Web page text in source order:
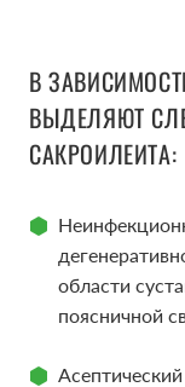
В
ВЫДЕЛЯЮТ
САКРОИЛЕИТА:
области
поясничной